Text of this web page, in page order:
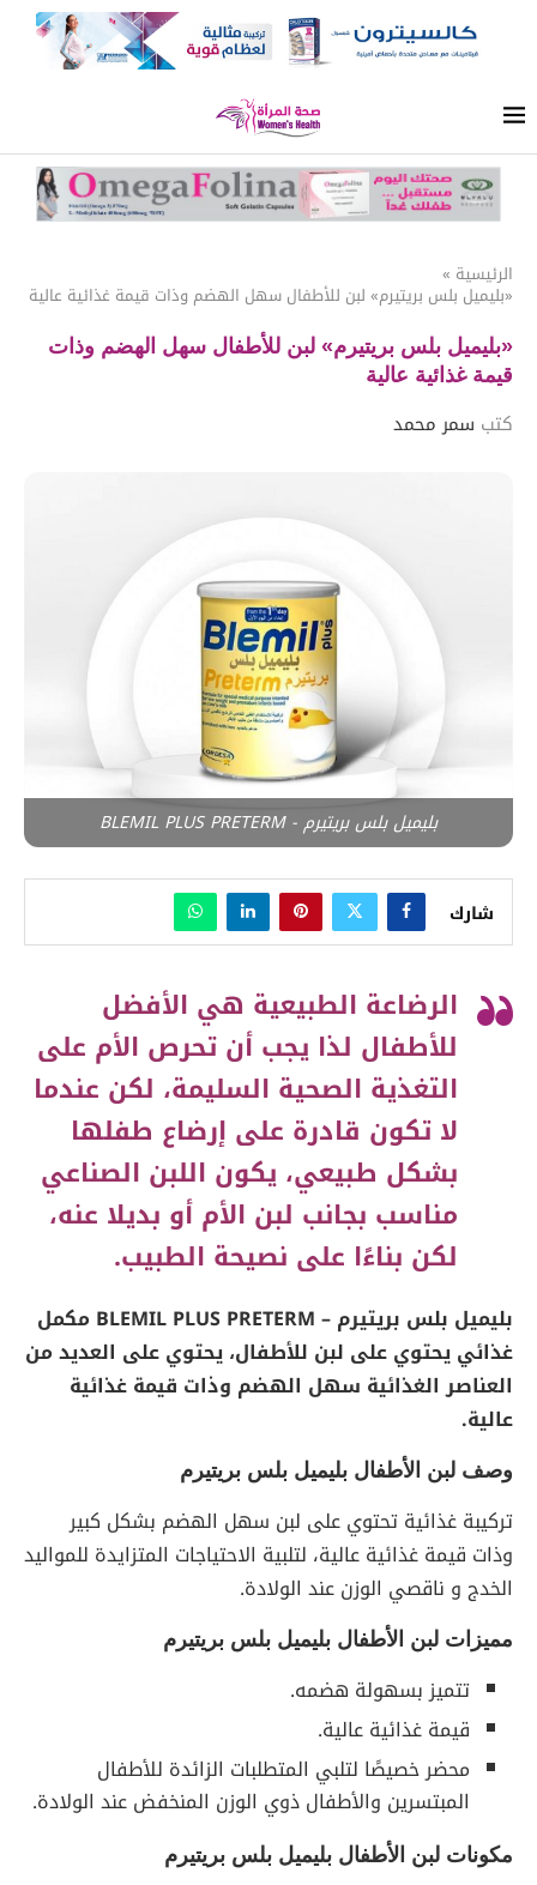
الرئيسية »
«بليميل بلس بريتيرم» لبن للأطفال سهل الهضم وذات قيمة غذائية عالية
«بليميل بلس بريتيرم» لبن للأطفال سهل الهضم وذات
قيمة غذائية عالية
كتب سمر محمد
بليميل بلس بريتيرم - BLEMIL PLUS PRETERM
شارك
الرضاعة الطبيعية هي الأفضل
للأطفال لذا يجب أن تحرص الأم على
التغذية الصحية السليمة، لكن عندما
لا تكون قادرة على إرضاع طفلها
بشكل طبيعي، يكون اللبن الصناعي
مناسب بجانب لبن الأم أو بديلا عنه،
لكن بناءًا على نصيحة الطبيب.
بليميل بلس بريتيرم – BLEMIL PLUS PRETERM مكمل
غذائي يحتوي على لبن للأطفال، يحتوي على العديد من
العناصر الغذائية سهل الهضم وذات قيمة غذائية
عالية.
وصف لبن الأطفال بليميل بلس بريتيرم
تركيبة غذائية تحتوي على لبن سهل الهضم بشكل كبير
وذات قيمة غذائية عالية، لتلبية الاحتياجات المتزايدة للمواليد
الخدج و ناقصي الوزن عند الولادة.
مميزات لبن الأطفال بليميل بلس بريتيرم
تتميز بسهولة هضمه.
قيمة غذائية عالية.
محضر خصيصًا لتلبي المتطلبات الزائدة للأطفال
المبتسرين والأطفال ذوي الوزن المنخفض عند الولادة.
مكونات لبن الأطفال بليميل بلس بريتيرم